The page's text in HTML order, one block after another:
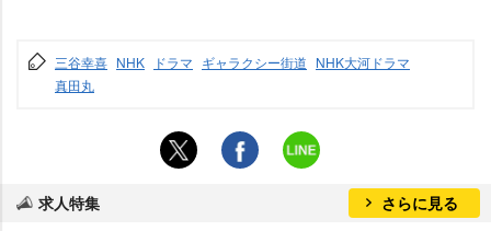
三谷幸喜 NHK ドラマ ギャラクシー街道 NHK大河ドラマ
真田丸
求人特集 さらに見る